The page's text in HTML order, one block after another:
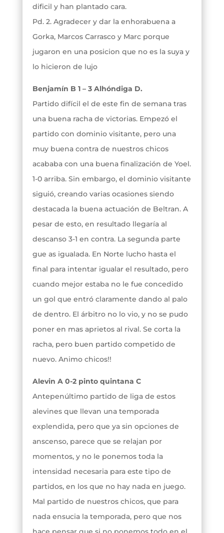
dificil y han plantado cara.
Pd. 2. Agradecer y dar la enhorabuena a
Gorka, Marcos Carrasco y Marc porque
jugaron en una posicion que no es la suya y
lo hicieron de lujo
Benjamín B 1 – 3 Alhóndiga D.
Partido difícil el de este fin de semana tras
una buena racha de victorias. Empezó el
partido con dominio visitante, pero una
muy buena contra de nuestros chicos
acababa con una buena finalización de Yoel.
1-0 arriba. Sin embargo, el dominio visitante
siguió, creando varias ocasiones siendo
destacada la buena actuación de Beltran. A
pesar de esto, en resultado llegaría al
descanso 3-1 en contra. La segunda parte
gue as igualada. En Norte lucho hasta el
final para intentar igualar el resultado, pero
cuando mejor estaba no le fue concedido
un gol que entró claramente dando al palo
de dentro. El árbitro no lo vio, y no se pudo
poner en mas aprietos al rival. Se corta la
racha, pero buen partido competido de
nuevo. Animo chicos!!
Alevin A 0-2 pinto quintana C
Antepenúltimo partido de liga de estos
alevines que llevan una temporada
explendida, pero que ya sin opciones de
anscenso, parece que se relajan por
momentos, y no le ponemos toda la
intensidad necesaria para este tipo de
partidos, en los que no hay nada en juego.
Mal partido de nuestros chicos, que para
nada ensucia la temporada, pero que nos